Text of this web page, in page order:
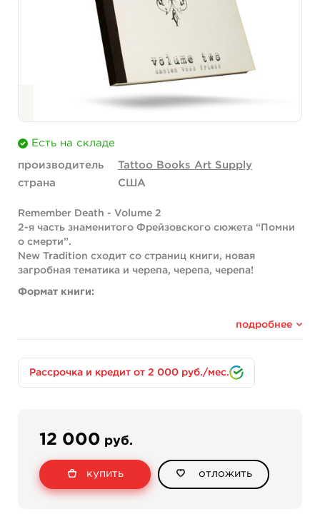
Есть на складе
производитель
Tattoo Books Art Supply
страна
США
Remember Death - Volume 2
2-я часть знаменитого Фрейзовского сюжета “Помни
о смерти”.
New Tradition сходит со страниц книги, новая
загробная тематика и черепа, черепа, черепа!
Формат книги:
Бумага плотная, полу глянцевая.
Язык‏: ‎Английский
Состояние хорошее, обложка немного помятая и
пожелтела от времени.
подробнее
Рассрочка и кредит от 2 000 руб./мес.
12 000 руб.
купить отложить